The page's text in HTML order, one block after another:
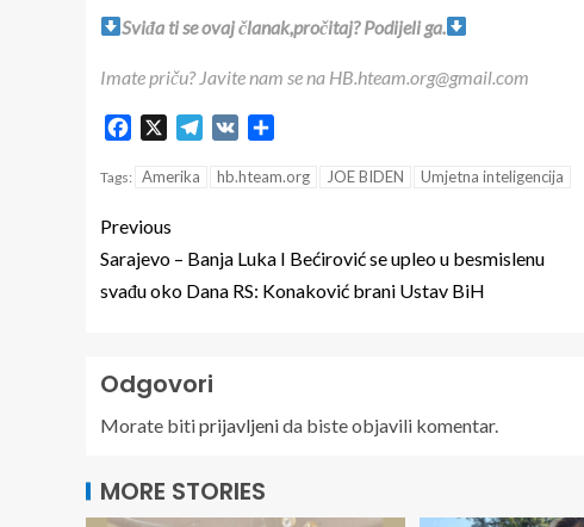
Sviđa ti se ovaj članak,pročitaj? Podijeli ga.
Imate priču? Javite nam se na HB.hteam.org@gmail.com
Facebook Telegram
VK
Tags: Amerika hb.hteam.org JOE BIDEN Umjetna inteligencija
Previous
Sarajevo – Banja Luka I Bećirović se upleo u besmislenu
svađu oko Dana RS: Konaković brani Ustav BiH
Odgovori
Morate bitiprijavljenida biste objavili komentar.
MORE STORIES